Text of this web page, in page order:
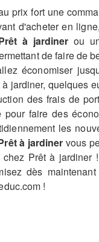
prix fort une
d'acheter en
à jardiner ou
de faire de
économiser
jardiner, quelques
des frais de
pour faire des
les
à jardiner vous
Prêt à jardiner
dès
!